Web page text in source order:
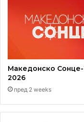
Македонско Сонце-
2026
пред 2 weeks